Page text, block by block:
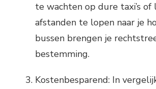
te wachten op dure taxi’s of
afstanden te lopen naar je
bussen brengen je
bestemming.
Kostenbesparend: In